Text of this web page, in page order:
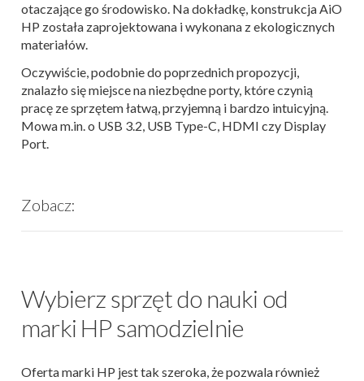
otaczające go środowisko. Na dokładkę, konstrukcja AiO
HP została zaprojektowana i wykonana z ekologicznych
materiałów.
Oczywiście, podobnie do poprzednich propozycji,
znalazło się miejsce na niezbędne porty, które czynią
pracę ze sprzętem łatwą, przyjemną i bardzo intuicyjną.
Mowa m.in. o USB 3.2, USB Type-C, HDMI czy Display
Port.
Zobacz:
Wybierz sprzęt do nauki od
marki HP samodzielnie
Oferta marki HP jest tak szeroka, że pozwala również